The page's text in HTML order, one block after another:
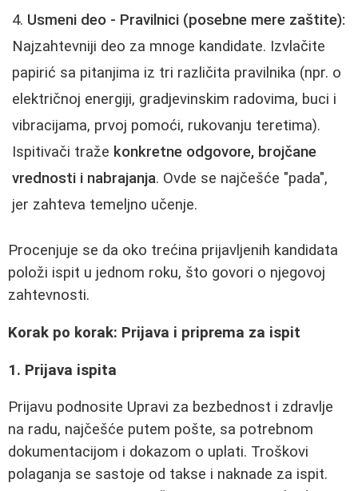
Usmeni deo - Pravilnici (posebne mere zaštite):
Najzahtevniji deo za mnoge kandidate. Izvlačite
papirić sa pitanjima iz tri različita pravilnika (npr. o
električnoj energiji, gradjevinskim radovima, buci i
vibracijama, prvoj pomoći, rukovanju teretima).
Ispitivači traže konkretne odgovore, brojčane
vrednosti i nabrajanja. Ovde se najčešće "pada",
jer zahteva temeljno učenje.
Procenjuje se da oko trećina prijavljenih kandidata
položi ispit u jednom roku, što govori o njegovoj
zahtevnosti.
Korak po korak: Prijava i priprema za ispit
1. Prijava ispita
Prijavu podnosite Upravi za bezbednost i zdravlje
na radu, najčešće putem pošte, sa potrebnom
dokumentacijom i dokazom o uplati. Troškovi
polaganja se sastoje od takse i naknade za ispit.